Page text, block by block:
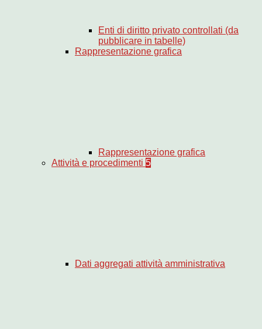
Enti di diritto privato controllati (da
pubblicare in tabelle)
Rappresentazione grafica
Rappresentazione grafica
Attività e procedimenti 5
Dati aggregati attività amministrativa